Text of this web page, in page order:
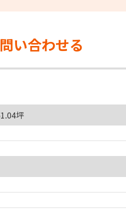
問い合わせる